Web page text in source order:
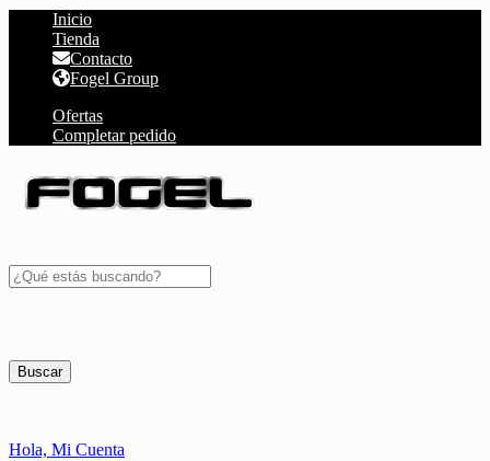
Inicio
Tienda
Contacto
Fogel Group
Ofertas
Completar pedido
Buscar
Hola, Mi Cuenta